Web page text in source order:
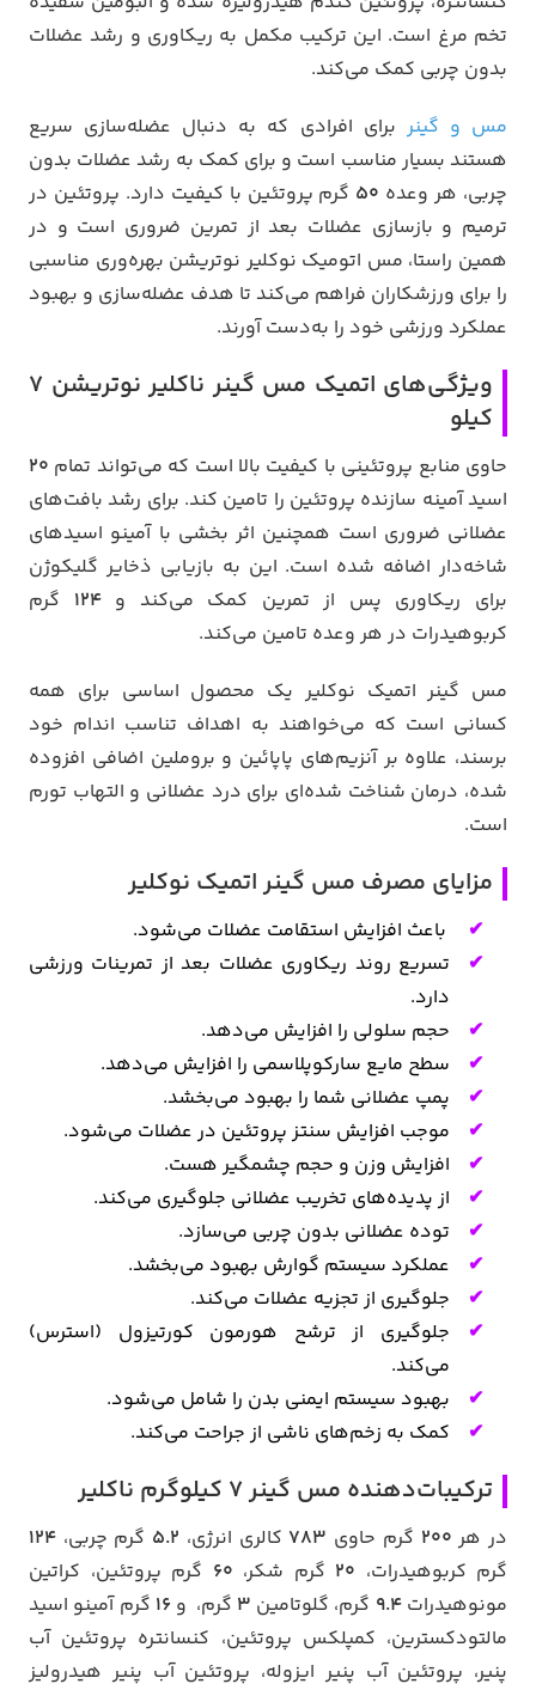
تخم مرغ است. این ترکیب مکمل به ریکاوری و رشد عضلات
بدون چربی کمک می‌کند.
مس و گینر برای افرادی که به دنبال عضله‌سازی سریع
هستند بسیار مناسب است و برای کمک به رشد عضلات بدون
چربی، هر وعده ۵۰ گرم پروتئین با کیفیت دارد. پروتئین در
ترمیم و بازسازی عضلات بعد از تمرین ضروری است و در
همین راستا، مس اتومیک نوکلیر نوتریشن بهره‌وری مناسبی
را برای ورزشکاران فراهم می‌کند تا هدف عضله‌سازی و بهبود
عملکرد ورزشی خود را به‌دست آورند.
ویژگی‌های اتمیک مس گینر ناکلیر نوتریشن 7
کیلو
حاوی منابع پروتئینی با کیفیت بالا است که می‌تواند تمام 20
اسید آمینه سازنده پروتئین را تامین کند. برای رشد بافت‌های
عضلانی ضروری است همچنین اثر بخشی با آمینو اسیدهای
شاخه‌دار اضافه شده است. این به بازیابی ذخایر گلیکوژن
برای ریکاوری پس از تمرین کمک می‌کند و124 گرم
کربوهیدرات در هر وعده تامین می‌کند.
مس گینر اتمیک نوکلیر یک محصول اساسی برای همه
کسانی است که می‌خواهند به اهداف تناسب اندام خود
برسند، علاوه بر آنزیم‌های پاپائین و بروملین اضافی افزوده
شده، درمان شناخت‌ شده‌ای برای درد عضلانی و التهاب تورم
است.
مزایای مصرف مس گینر اتمیک نوکلیر
باعث افزایش استقامت عضلات می‌شود.
تسریع روند ریکاوری عضلات بعد از تمرینات ورزشی
دارد.
حجم سلولی را افزایش می‌دهد.
سطح مایع سارکوپلاسمی را افزایش می‌دهد.
پمپ عضلانی شما را بهبود می‌بخشد.
موجب افزایش سنتز پروتئین در عضلات می‌شود.
افزایش وزن و حجم چشمگیر هست.
از پدیده‌های تخریب عضلانی جلوگیری می‌کند.
توده عضلانی بدون چربی می‌سازد.
عملکرد سیستم گوارش بهبود می‌بخشد.
جلوگیری از تجزیه عضلات می‌کند.
جلوگیری از ترشح هورمون کورتیزول (استرس)
می‌کند.
بهبود سیستم ایمنی بدن را شامل می‌شود.
کمک به زخم‌های ناشی از جراحت می‌کند.
ترکیبات‌دهنده مس گینر 7 کیلوگرم ناکلیر
در هر 200 گرم حاوی 783 کالری انرژی، 5.2 گرم چربی، 124
گرم کربوهیدرات، 20 گرم شکر، 60 گرم پروتئین، کراتین
مونوهیدرات9.4 گرم، گلوتامین 3 گرم، و16 گرم آمینو اسید
مالتودکسترین، کمپلکس پروتئین، کنسانتره پروتئین آب
پنیر، پروتئین آب پنیر ایزوله، پروتئین آب پنیر هیدرولیز